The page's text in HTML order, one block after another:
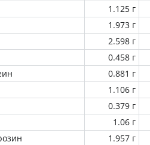
1.125 г
1.973 г
2.598 г
0.458 г
0.881 г
1.106 г
0.379 г
1.06 г
1.957 г